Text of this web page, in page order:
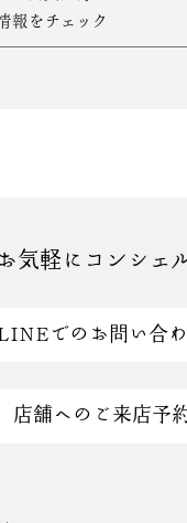
報をチェック
気軽にコンシェ
でのお問い合
店舗へのご来店予